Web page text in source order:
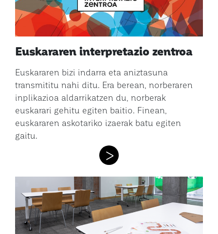
Euskararen interpretazio zentroa
Euskararen bizi indarra eta aniztasuna
transmititu nahi ditu. Era berean, norberaren
inplikazioa aldarrikatzen du, norberak
euskarari gehitu egiten baitio. Finean,
euskararen askotariko izaerak batu egiten
gaitu.
>